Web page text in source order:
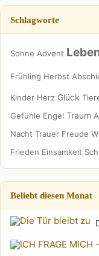
Schlagworte
Sonne Advent
Frühling Herbst
Kinder Herz Glück
Gefühle Engel Traum
Nacht Trauer Freude
Frieden Einsamkeit
Beliebt diesen Monat